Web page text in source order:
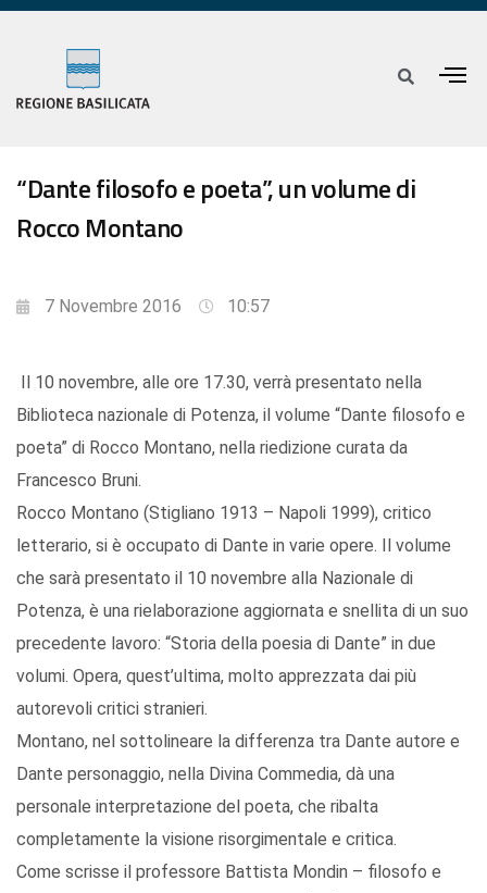
“Dante filosofo e poeta”, un volume di
Rocco Montano
7 Novembre 2016 10:57
Il 10 novembre, alle ore 17.30, verrà presentato nella
Biblioteca nazionale di Potenza, il volume “Dante filosofo e
poeta” di Rocco Montano, nella riedizione curata da
Francesco Bruni.
Rocco Montano (Stigliano 1913 – Napoli 1999), critico
letterario, si è occupato di Dante in varie opere. Il volume
che sarà presentato il 10 novembre alla Nazionale di
Potenza, è una rielaborazione aggiornata e snellita di un suo
precedente lavoro: “Storia della poesia di Dante” in due
volumi. Opera, quest’ultima, molto apprezzata dai più
autorevoli critici stranieri.
Montano, nel sottolineare la differenza tra Dante autore e
Dante personaggio, nella Divina Commedia, dà una
personale interpretazione del poeta, che ribalta
completamente la visione risorgimentale e critica.
Come scrisse il professore Battista Mondin – filosofo e